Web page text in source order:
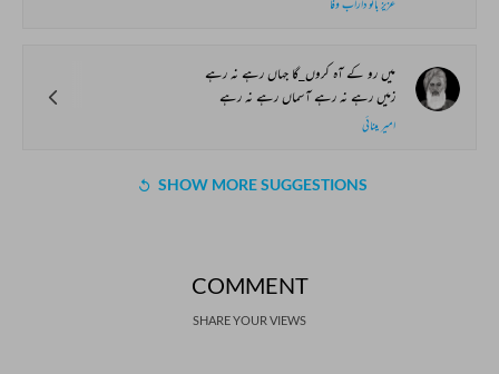
عزیز بانو داراب وفا
میں رو کے آہ کروں_گا جہاں رہے نہ رہے
زمیں رہے نہ رہے آسماں رہے نہ رہے
امیر مینائی
SHOW MORE SUGGESTIONS
COMMENT
SHARE YOUR VIEWS